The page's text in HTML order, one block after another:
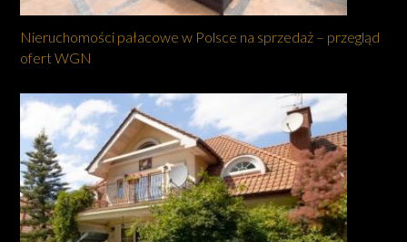
Nieruchomości pałacowe w Polsce na sprzedaż – przegląd
ofert WGN